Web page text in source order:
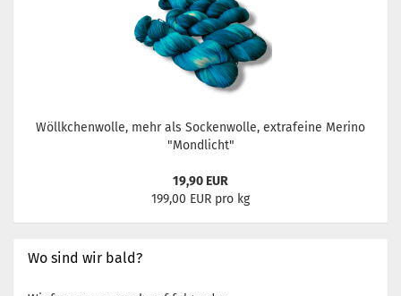
Wöllkchenwolle, mehr als Sockenwolle, extrafeine Merino
"Mondlicht"
19,90 EUR
199,00 EUR pro kg
Wo sind wir bald?